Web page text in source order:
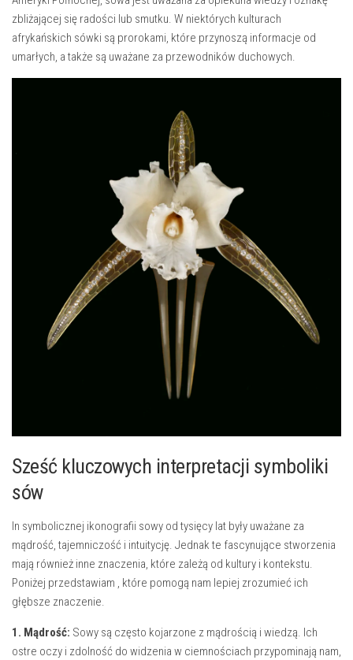
zbliżającej się⁤ radości⁢ lub smutku.⁢ W niektórych kulturach
afrykańskich sówki są prorokami, które przynoszą⁤ informacje ⁢od
umarłych, a także są uważane za przewodników duchowych.
Sześć kluczowych interpretacji symboliki⁢
sów
In symbolicznej ikonografii sowy od tysięcy lat były ⁤uważane za
mądrość, tajemniczość i intuitycję. Jednak te fascynujące stworzenia
mają również inne znaczenia, które ​zależą od‌ kultury i ‍kontekstu.
Poniżej przedstawiam‌ , które ‌pomogą nam ‍lepiej zrozumieć ich
głębsze znaczenie.
1.‍ Mądrość: Sowy ⁢są często kojarzone z mądrością i wiedzą. ​Ich
ostre oczy i zdolność do ⁢widzenia w ciemnościach przypominają nam,